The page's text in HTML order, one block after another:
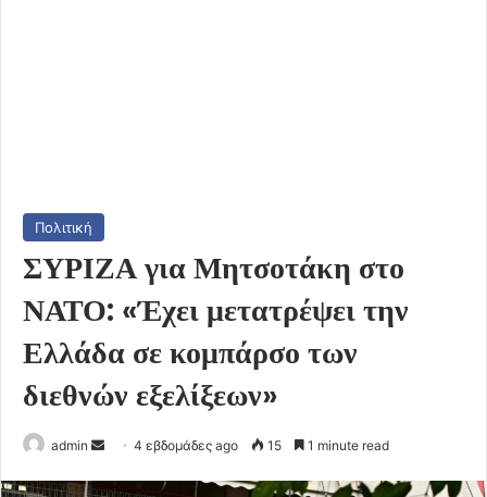
Πολιτική
ΣΥΡΙΖΑ για Μητσοτάκη στο
ΝΑΤΟ: «Έχει μετατρέψει την
Ελλάδα σε κομπάρσο των
διεθνών εξελίξεων»
admin
Send4 εβδομάδες ago 15 1 minute read